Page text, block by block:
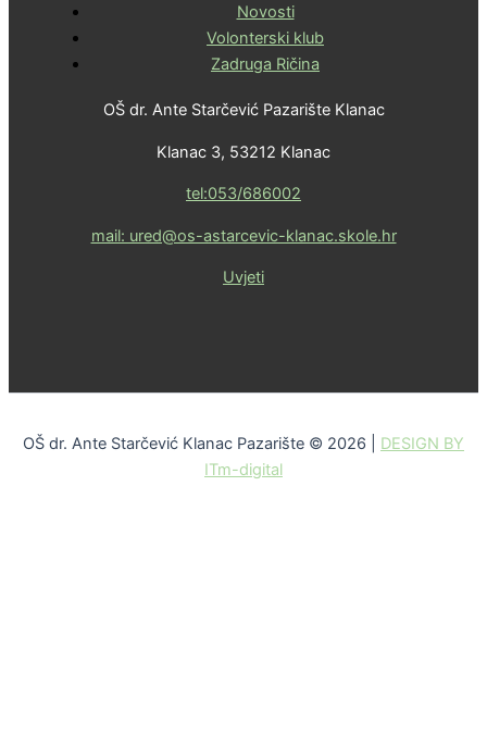
Novosti
Volonterski klub
Zadruga Ričina
OŠ dr. Ante Starčević Pazarište Klanac
Klanac 3, 53212 Klanac
tel:053/686002
mail: ured@os-astarcevic-klanac.skole.hr
Uvjeti
OŠ dr. Ante Starčević Klanac Pazarište © 2026 | DESIGN BY
ITm-digital